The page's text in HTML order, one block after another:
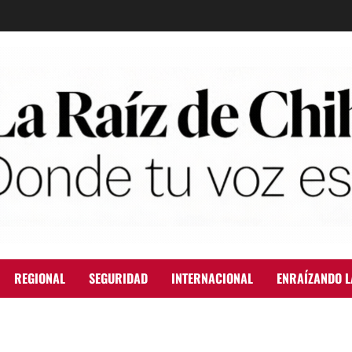
REGIONAL SEGURIDAD INTERNACIONAL ENRAÍZANDO